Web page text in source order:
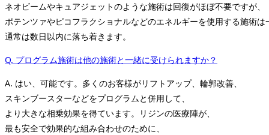
ネオビームやキュアジェットのような施術は回復がほぼ不要ですが、
ポテンツァやピコフラクショナルなどのエネルギーを使用する施術
通常は数日以内に落ち着きます。
Q. プログラム施術は他の施術と一緒に受けられますか？
A. はい、可能です。多くのお客様がリフトアップ、輪郭改善、
スキンブースターなどをプログラムと併用して、
より大きな相乗効果を得ています。リジンの医療陣が、
最も安全で効果的な組み合わせのために、